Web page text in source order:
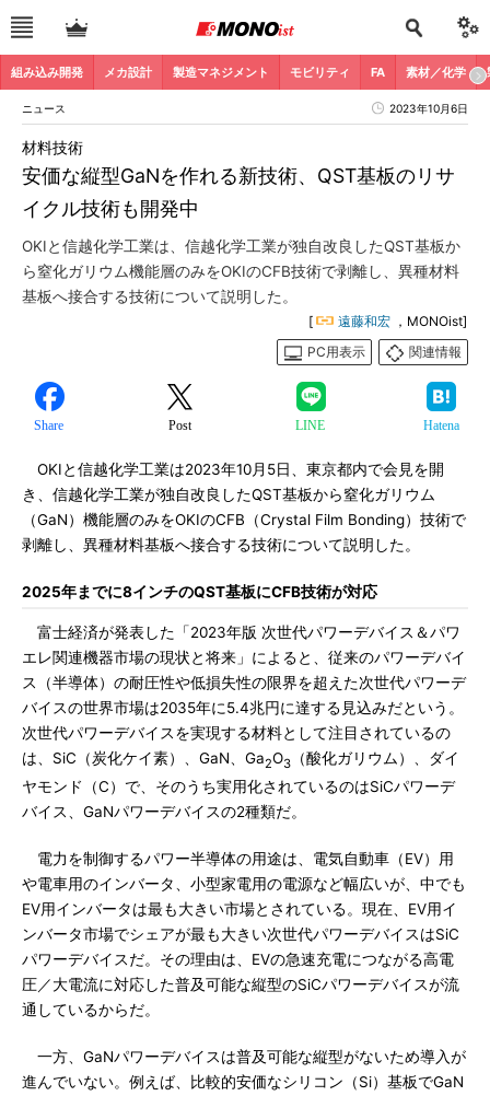
組み込み開発 メカ設計 製造マネジメント モビリティ FA 素材／化学
ニュース 2023年10月6日
安価な縦型GaNを作れる新技術、QST基板のリサ
イクル技術も開発中
材料技術
OKIと信越化学工業は、信越化学工業が独自改良したQST基板か
ら窒化ガリウム機能層のみをOKIのCFB技術で剥離し、異種材料
基板へ接合する技術について説明した。
[ 遠藤和宏 ，MONOist]
PC用表示
関連情報
Share Post LINE Hatena
OKIと信越化学工業は2023年10月5日、東京都内で会見を開
き、信越化学工業が独自改良したQST基板から窒化ガリウム
（GaN）機能層のみをOKIのCFB（Crystal Film Bonding）技術で
剥離し、異種材料基板へ接合する技術について説明した。
2025年までに8インチのQST基板にCFB技術が対応
富士経済が発表した「2023年版 次世代パワーデバイス＆パワ
エレ関連機器市場の現状と将来」によると、従来のパワーデバイ
ス（半導体）の耐圧性や低損失性の限界を超えた次世代パワーデ
バイスの世界市場は2035年に5.4兆円に達する見込みだという。
次世代パワーデバイスを実現する材料として注目されているの
は、SiC（炭化ケイ素）、GaN、Ga2O3 （酸化ガリウム）、ダイ
ヤモンド（C）で、そのうち実用化されているのはSiCパワーデ
バイス、GaNパワーデバイスの2種類だ。
電力を制御するパワー半導体の用途は、電気自動車（EV）用
や電車用のインバータ、小型家電用の電源など幅広いが、中でも
EV用インバータは最も大きい市場とされている。現在、EV用イ
ンバータ市場でシェアが最も大きい次世代パワーデバイスはSiC
パワーデバイスだ。その理由は、EVの急速充電につながる高電
圧／大電流に対応した普及可能な縦型のSiCパワーデバイスが流
通しているからだ。
一方、GaNパワーデバイスは普及可能な縦型がないため導入が
進んでいない。例えば、比較的安価なシリコン（Si）基板でGaN